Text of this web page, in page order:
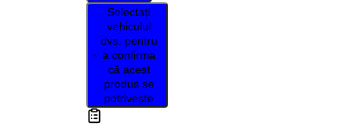
Selectați
vehiculul
dvs. pentru
a confirma
că acest
produs se
potrivește